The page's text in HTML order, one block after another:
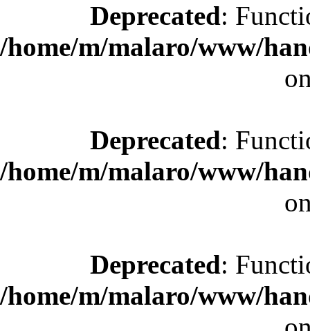
Deprecated:
/home/m/malaro/www/
Deprecated:
/home/m/malaro/www/
Deprecated:
/home/m/malaro/www/